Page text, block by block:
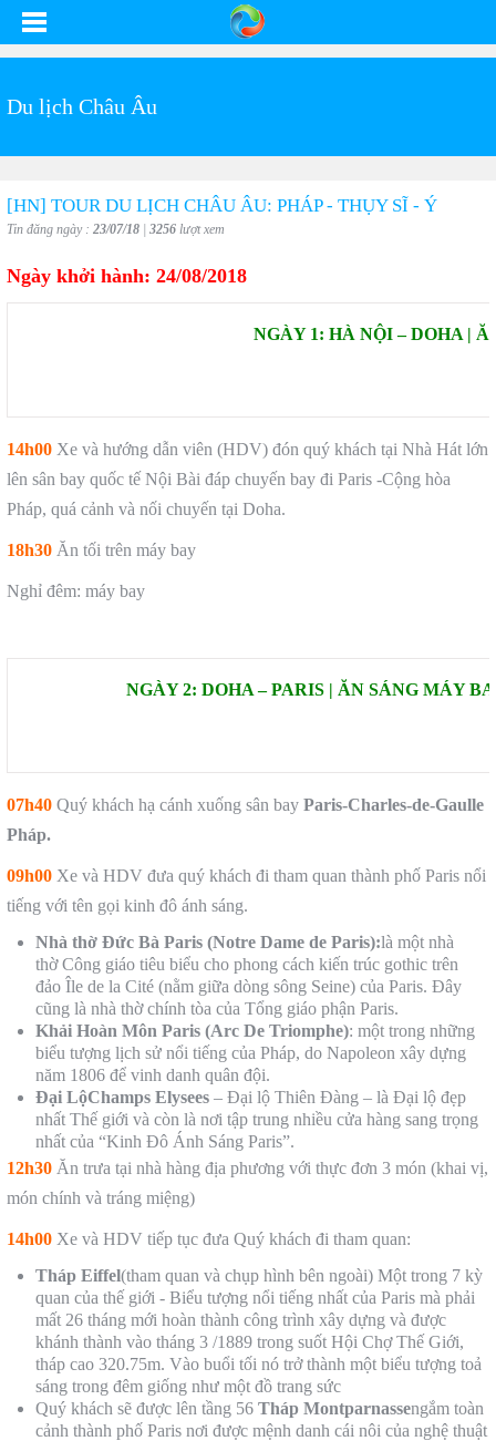
Du lịch Châu Âu
[HN] TOUR DU LỊCH CHÂU ÂU: PHÁP - THỤY SĨ - Ý
Tin đăng ngày : 23/07/18 3256 lượt xem
Ngày khởi hành: 24/08/2018
NGÀY 1: HÀ NỘI – DOHA |
14h00 Xe và hướng dẫn viên (HDV) đón quý khách tại Nhà Hát lớn
lên sân bay quốc tế Nội Bài đáp chuyến bay đi Paris -Cộng hòa
Pháp, quá cảnh và nối chuyến tại Doha.
18h30 Ăn tối trên máy bay
Nghỉ đêm: máy bay
NGÀY 2: DOHA – PARIS | ĂN SÁNG MÁY
07h40 Quý khách hạ cánh xuống sân bay Paris-Charles-de-Gaulle
Pháp.
09h00 Xe và HDV đưa quý khách đi tham quan thành phố Paris nổi
tiếng với tên gọi kinh đô ánh sáng.
Nhà thờ Đức Bà Paris (Notre Dame de Paris):là một nhà
thờ Công giáo tiêu biểu cho phong cách kiến trúc gothic trên
đảo Île de la Cité (nằm giữa dòng sông Seine) của Paris. Đây
cũng là nhà thờ chính tòa của Tổng giáo phận Paris.
Khải Hoàn Môn Paris (Arc De Triomphe): một trong những
biểu tượng lịch sử nổi tiếng của Pháp, do Napoleon xây dựng
năm 1806 để vinh danh quân đội.
Đại LộChamps Elysees – Đại lộ Thiên Đàng – là Đại lộ đẹp
nhất Thế giới và còn là nơi tập trung nhiều cửa hàng sang trọng
nhất của “Kinh Đô Ánh Sáng Paris”.
12h30 Ăn trưa tại nhà hàng địa phương với thực đơn 3 món (khai vị,
món chính và tráng miệng)
14h00 Xe và HDV tiếp tục đưa Quý khách đi tham quan:
Tháp Eiffel(tham quan và chụp hình bên ngoài) Một trong 7 kỳ
quan của thế giới - Biểu tượng nổi tiếng nhất của Paris mà phải
mất 26 tháng mới hoàn thành công trình xây dựng và được
khánh thành vào tháng 3 /1889 trong suốt Hội Chợ Thế Giới,
tháp cao 320.75m. Vào buổi tối nó trở thành một biểu tượng toả
sáng trong đêm giống như một đồ trang sức
Quý khách sẽ được lên tầng 56 Tháp Montparnassengắm toàn
cảnh thành phố Paris nơi được mệnh danh cái nôi của nghệ thuật